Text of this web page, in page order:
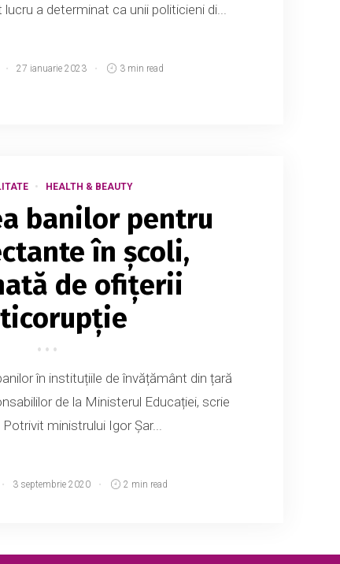
a determinat ca unii politicieni di...
27 ianuarie 2023 3 min read
HEALTH & BEAUTY
banilor pentru
în școli,
de ofițerii
în instituțiile de învățământ din țară
de la Ministerul Educației, scrie
ministrului Igor Șar...
3 septembrie 2020 2 min read